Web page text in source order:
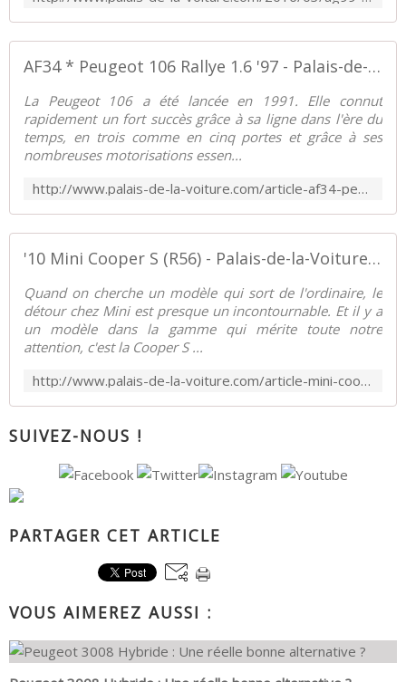
AF34 * Peugeot 106 Rallye 1.6 '97 - Palais-de-la-Voiture.com
La Peugeot 106 a été lancée en 1991. Elle connut
rapidement un fort succès grâce à sa ligne dans l'ère du
temps, en trois comme en cinq portes et grâce à ses
nombreuses motorisations essen...
http://www.palais-de-la-voiture.com/article-af34-peugeot-106-rallye-phase-1-105808784.html
'10 Mini Cooper S (R56) - Palais-de-la-Voiture.com
Quand on cherche un modèle qui sort de l'ordinaire, le
détour chez Mini est presque un incontournable. Et il y a
un modèle dans la gamme qui mérite toute notre
attention, c'est la Cooper S ...
http://www.palais-de-la-voiture.com/article-mini-cooper-s-r56-63528893.html
SUIVEZ-NOUS !
PARTAGER CET ARTICLE
VOUS AIMEREZ AUSSI :